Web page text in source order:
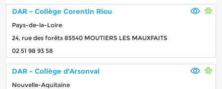
DAR - Collège Corentin Riou
Pays-de-la-Loire
24, rue des forêts 85540 MOUTIERS LES MAUXFAITS
02 51 98 93 58
DAR - Collège d'Arsonval
Nouvelle-Aquitaine